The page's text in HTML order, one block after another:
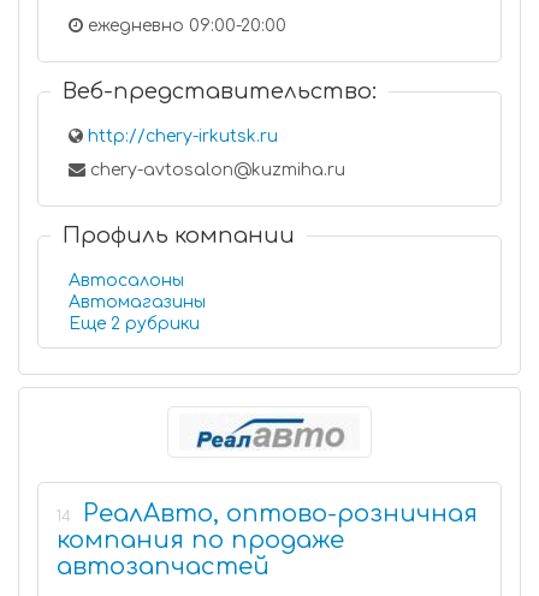
ежедневно 09:00-20:00
Веб-представительство:
http://chery-irkutsk.ru
chery-avtosalon@kuzmiha.ru
Профиль компании
Автосалоны
Автомагазины
Еще 2 рубрики
14
РеалАвто, оптово-розничная
компания по продаже
автозапчастей